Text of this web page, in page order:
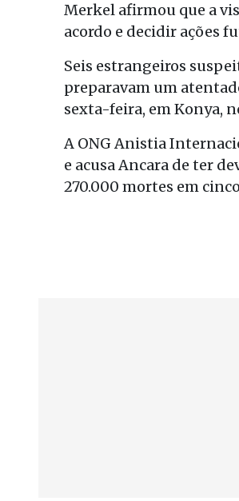
Merkel afirmou que a
acordo e decidir ações
Seis estrangeiros
preparavam um
sexta-feira, em Konya,
A ONG Anistia
e acusa Ancara de ter
270.000 mortes em